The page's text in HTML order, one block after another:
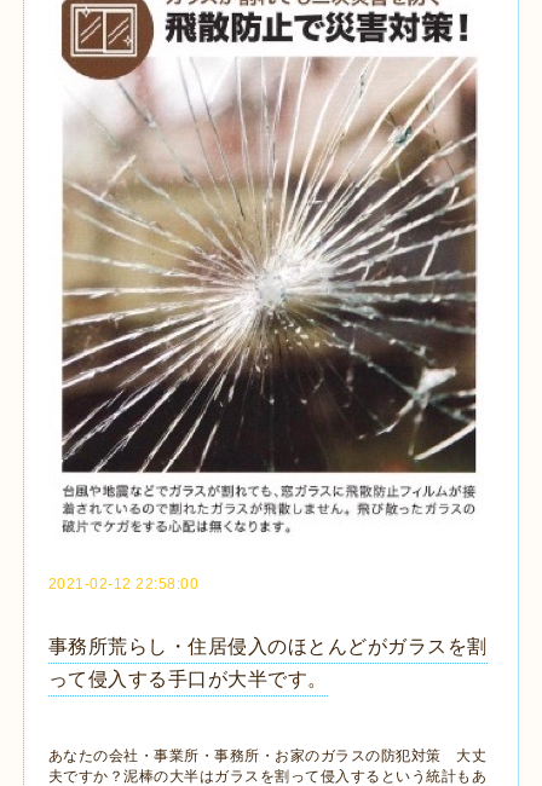
2021-02-12 22:58:00
事務所荒らし・住居侵入のほとんどがガラスを割
って侵入する手口が大半です。
あなたの会社・事業所・事務所・お家のガラスの防犯対策 大丈
夫ですか？泥棒の大半はガラスを割って侵入するという統計もあ